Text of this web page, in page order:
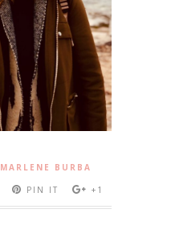
MARLENE BURBA
PIN IT +1